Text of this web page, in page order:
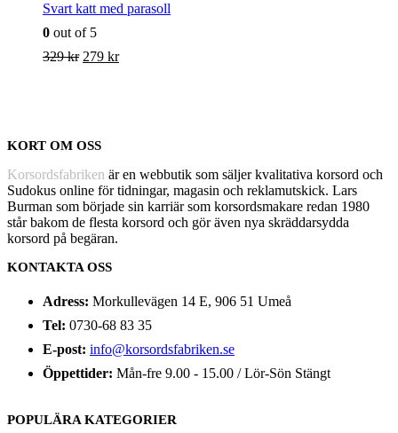
Svart katt med parasoll
0 out of 5
329kr Det
329 kr.
279 krDet
KORT OM OSS
Korsordsfabriken är en webbutik som säljer kvalitativa korsord och
Sudokus online för tidningar, magasin och reklamutskick. Lars
Burman som började sin karriär som korsordsmakare redan 1980
står bakom de flesta korsord och gör även nya skräddarsydda
korsord på begäran.
KONTAKTA OSS
Adress: Morkullevägen 14 E, 906 51 Umeå
Tel: 0730-68 83 35
E-post: info@korsordsfabriken.se
Öppettider: Mån-fre 9.00 - 15.00 / Lör-Sön Stängt
POPULÄRA KATEGORIER